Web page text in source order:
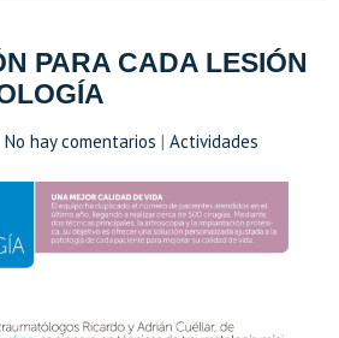
PARA CADA LESIÓN
No hay comentarios |Actividades